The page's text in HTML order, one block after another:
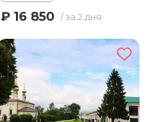
₽ 16 850 / за 2 дня